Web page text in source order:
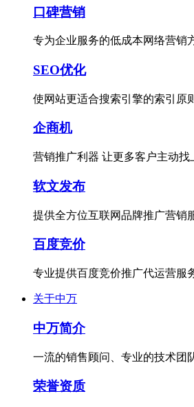
口碑营销
专为企业服务的低成本网络营销
SEO优化
使网站更适合搜索引擎的索引原
企商机
营销推广利器 让更多客户主动找
软文发布
提供全方位互联网品牌推广营销
百度竞价
专业提供百度竞价推广代运营服
关于中万
中万简介
一流的销售顾问、专业的技术团
荣誉资质